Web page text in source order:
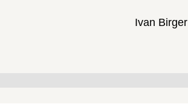
Ivan Birger